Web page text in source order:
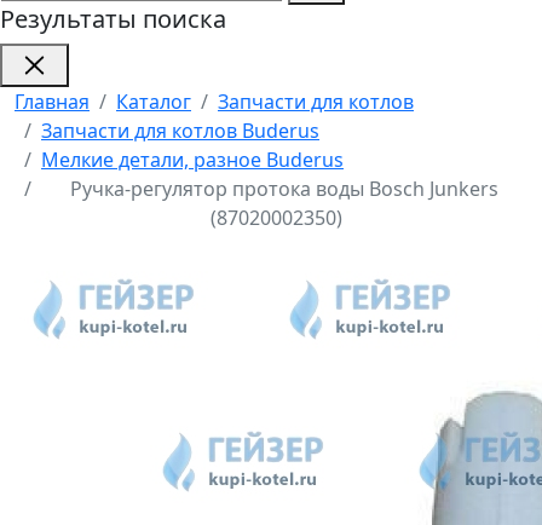
Результаты поиска
Главная Каталог
Запчасти для котлов
Запчасти для котлов Buderus
Мелкие детали, разное Buderus
Ручка-регулятор протока воды Bosch Junkers
(87020002350)